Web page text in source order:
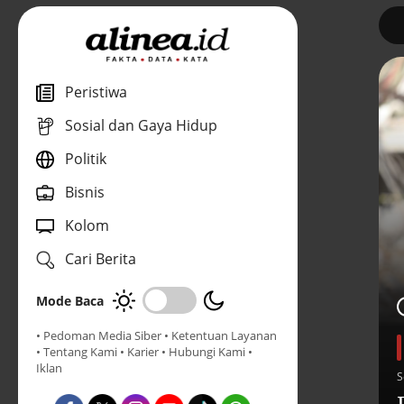
Peristiwa
Sosial dan Gaya Hidup
Politik
Bisnis
Kolom
Cari Berita
Mode Baca
• Pedoman Media Siber • Ketentuan Layanan
• Tentang Kami • Karier • Hubungi Kami •
Iklan
1